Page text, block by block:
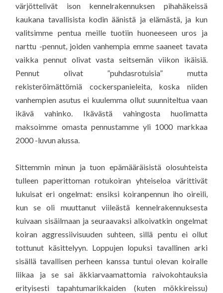
värjöttelivät ison kennelrakennuksen pihahäkeissä
kaukana tavallisista kodin äänistä ja elämästä, ja kun
valitsimme pentua meille tuotiin huoneeseen uros ja
narttu -pennut, joiden vanhempia emme saaneet tavata
vaikka pennut olivat vasta seitsemän viikon ikäisiä.
Pennut olivat ”puhdasrotuisia” mutta
rekisteröimättömiä cockerspanieleita, koska niiden
vanhempien asutus ei kuulemma ollut suunniteltua vaan
ikävä vahinko. Ikävästä vahingosta huolimatta
maksoimme omasta pennustamme yli 1000 markkaa
2000 -luvun alussa.
Sittemmin minun ja tuon epämääräisistä olosuhteista
tulleen paperittoman rotukoiran yhteiseloa värittivät
lukuisat eri ongelmat: ensiksi koiranpennun iho oireili,
kun se oli muuttanut viileästä kennelrakennuksesta
kuivaan sisäilmaan ja seuraavaksi alkoivatkin ongelmat
koiran aggressiivisuuden suhteen, sillä pentu ei ollut
tottunut käsittelyyn. Loppujen lopuksi tavallinen arki
sisällä tavallisen perheen kanssa tuntui olevan koiralle
liikaa ja se sai äkkiarvaamattomia raivokohtauksia
erityisesti tapahtumarikkaiden (kuten mökkireissu)